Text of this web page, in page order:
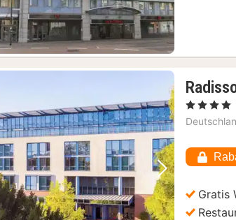
Vorheriges Bild Nächstes
, 4 Sterne
Gratis